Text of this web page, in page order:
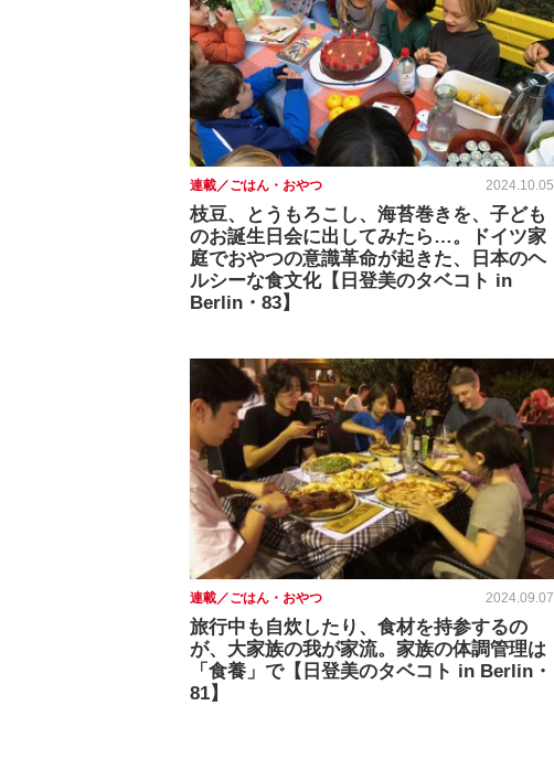
連載／ごはん・おやつ 2024.10.05
枝豆、とうもろこし、海苔巻きを、子ども
のお誕生日会に出してみたら…。ドイツ家
庭でおやつの意識革命が起きた、日本のヘ
ルシーな食文化【日登美のタベコト in
Berlin・83】
連載／ごはん・おやつ 2024.09.07
旅行中も自炊したり、食材を持参するの
が、大家族の我が家流。家族の体調管理は
「食養」で【日登美のタベコト in Berlin・
81】